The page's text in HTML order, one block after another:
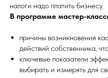
налоги надо платить бизнесу.
В программе мастер-
причины возникновения
действий собственника,
ключевые показатели
выбирать и измерять для